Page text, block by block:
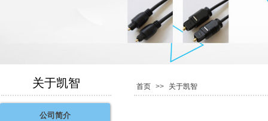
关于凯智 首页 >> 关于凯智
公司简介